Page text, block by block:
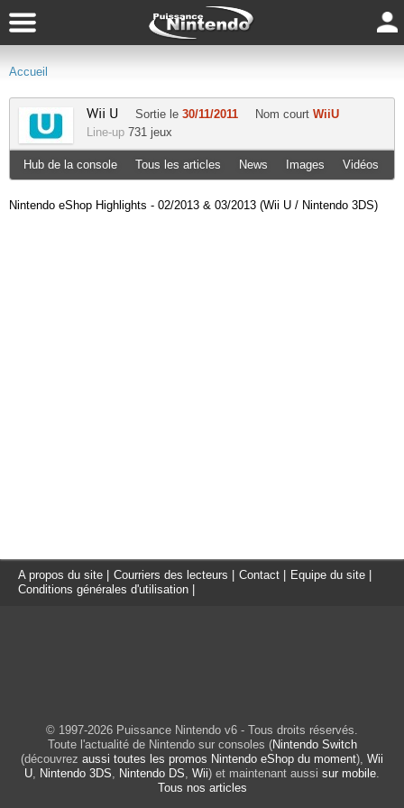
Accueil
Wii U Sortie le 30/11/2011 Nom court WiiU
Line-up 731 jeux
Hub de la console Tous les articles News Images Vidéos
Nintendo eShop Highlights - 02/2013 & 03/2013 (Wii U / Nintendo 3DS)
A propos du site Courriers des lecteurs Contact Equipe du site
Conditions générales d'utilisation
© 1997-2026 Puissance Nintendo v6 - Tous droits réservés.
Toute l'actualité de Nintendo sur consoles (Nintendo Switch
(découvrez aussi toutes les promos Nintendo eShop du moment), Wii
U, Nintendo 3DS, Nintendo DS, Wii) et maintenant aussi sur mobile.
Tous nos articles